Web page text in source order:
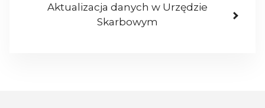
Aktualizacja danych w Urzędzie
Skarbowym